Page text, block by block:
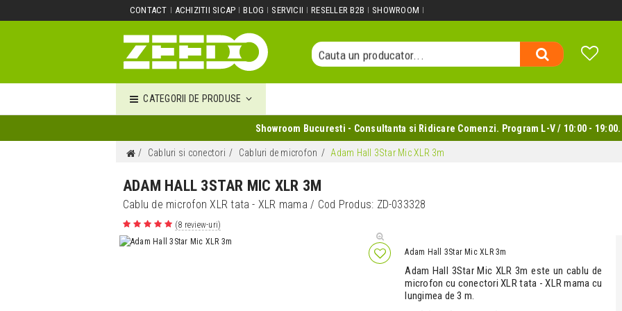
CONTACT ACHIZITII SICAP BLOG SERVICII RESELLER B2B SHOWROOM
Cauta un produs...
Cauta un producator...
CATEGORII DE PRODUSE
Showroom Bucuresti - Consultanta si Ridicare Comenzi. Program L-V / 10:00 -
Cabluri si conectori Cabluri de microfon Adam Hall 3Star Mic XLR 3m
ADAM HALL 3STAR MIC XLR 3M
Cablu de microfon XLR tata - XLR mama/ Cod Produs: ZD-033328
(8 review-uri)
Adam Hall 3Star Mic XLR 3m
Adam Hall 3Star Mic XLR 3m este un cablu de
microfon cu conectori XLR tata - XLR mama cu
lungimea de 3 m.